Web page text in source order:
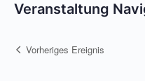
Veranstaltung
Vorheriges Ereignis